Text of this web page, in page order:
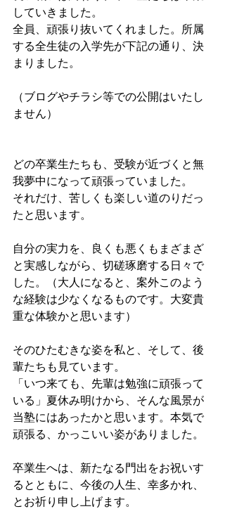
していきました。
全員、頑張り抜いてくれました。所属
する全生徒の入学先が下記の通り、決
まりました。
（ブログやチラシ等での公開はいたし
ません）
どの卒業生たちも、受験が近づくと無
我夢中になって頑張っていました。
それだけ、苦しくも楽しい道のりだっ
たと思います。
自分の実力を、良くも悪くもまざまざ
と実感しながら、切磋琢磨する日々で
した。（大人になると、案外このよう
な経験は少なくなるものです。大変貴
重な体験かと思います）
そのひたむきな姿を私と、そして、後
輩たちも見ています。
「いつ来ても、先輩は勉強に頑張って
いる」夏休み明けから、そんな風景が
当塾にはあったかと思います。本気で
頑張る、かっこいい姿がありました。
卒業生へは、新たなる門出をお祝いす
るとともに、今後の人生、幸多かれ、
とお祈り申し上げます。